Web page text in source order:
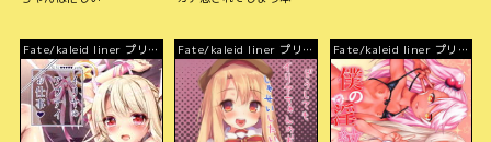
Fate/kaleid liner プリズ
マ☆イリヤ
Fate/kaleid liner プリズ
マ☆イリヤ
Fate/kaleid liner プリズ
マ☆イリヤ